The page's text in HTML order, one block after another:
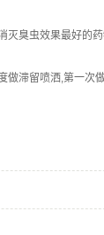
臭虫效果最好的
滞留喷洒,第一